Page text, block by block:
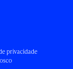
privacidade